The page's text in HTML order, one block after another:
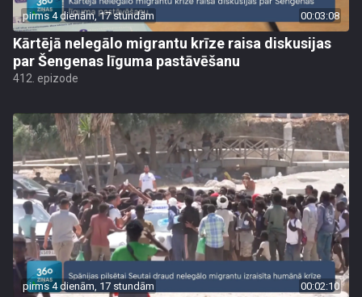
pirms 4 dienām, 17 stundām 00:03:08
Kārtējā nelegālo migrantu krīze raisa diskusijas
par Šengenas līguma pastāvēšanu
412. epizode
pirms 4 dienām, 17 stundām 00:02:10